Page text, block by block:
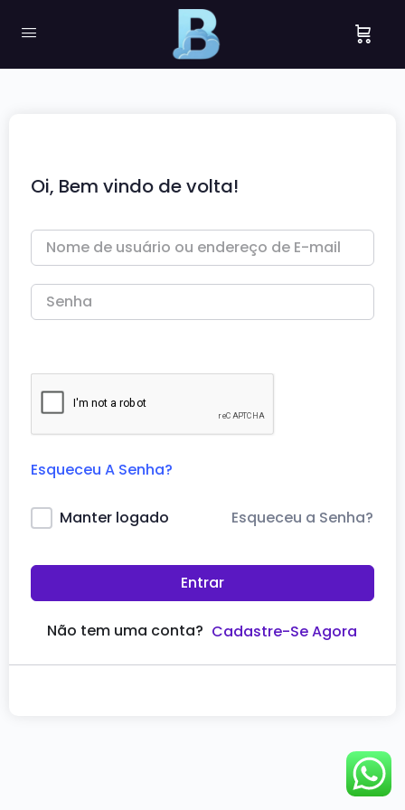
Oi, Bem vindo de volta!
Esqueceu A Senha?
Manter logado Esqueceu a Senha?
Entrar
Não tem uma conta? Cadastre-Se Agora